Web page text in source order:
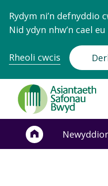
Rydym ni’n defnyddio
Nid ydyn nhw’n cael
Rheoli cwcis
Food
Standards
Agency
Frontpage